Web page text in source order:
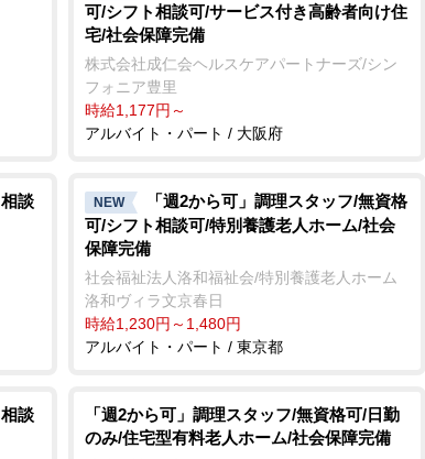
可/シフト相談可/サービス付き高齢者向け住
宅/社会保障完備
株式会社成仁会ヘルスケアパートナーズ/シン
フォニア豊里
時給1,177円～
アルバイト・パート / 大阪府
談
NEW
「週2から可」調理スタッフ/無資格
可/シフト相談可/特別養護老人ホーム/社会
保障完備
社会福祉法人洛和福祉会/特別養護老人ホーム
洛和ヴィラ文京春日
時給1,230円～1,480円
アルバイト・パート / 東京都
談
「週2から可」調理スタッフ/無資格可/日勤
のみ/住宅型有料老人ホーム/社会保障完備